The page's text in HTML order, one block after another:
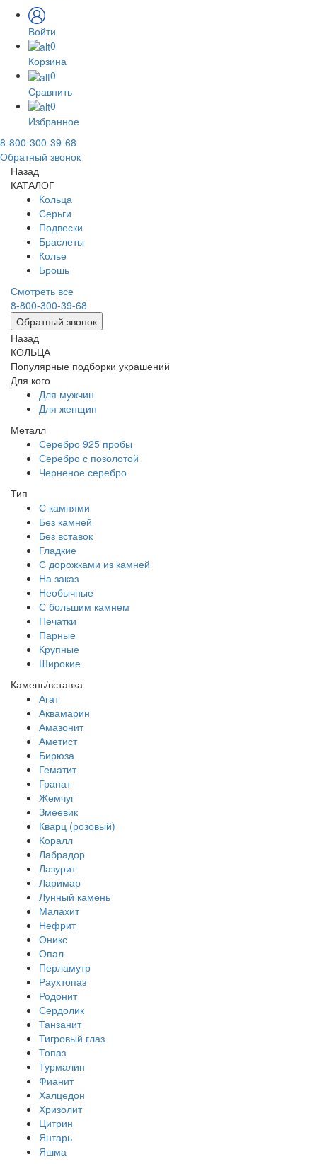
Войти
0
Корзина
0
Сравнить
0
Избранное
8-800-300-39-68
Обратный звонок
Назад
КАТАЛОГ
Кольца
Серьги
Подвески
Браслеты
Колье
Брошь
Смотреть все
8-800-300-39-68
Обратный звонок
Назад
КОЛЬЦА
Популярные подборки украшений
Для кого
Для мужчин
Для женщин
Металл
Серебро 925 пробы
Серебро с позолотой
Черненое серебро
Тип
С камнями
Без камней
Без вставок
Гладкие
С дорожками из камней
На заказ
Необычные
С большим камнем
Печатки
Парные
Крупные
Широкие
Камень/вставка
Агат
Аквамарин
Амазонит
Аметист
Бирюза
Гематит
Гранат
Жемчуг
Змеевик
Кварц (розовый)
Коралл
Лабрадор
Лазурит
Ларимар
Лунный камень
Малахит
Нефрит
Оникс
Опал
Перламутр
Раухтопаз
Родонит
Сердолик
Танзанит
Тигровый глаз
Топаз
Турмалин
Фианит
Халцедон
Хризолит
Цитрин
Янтарь
Яшма